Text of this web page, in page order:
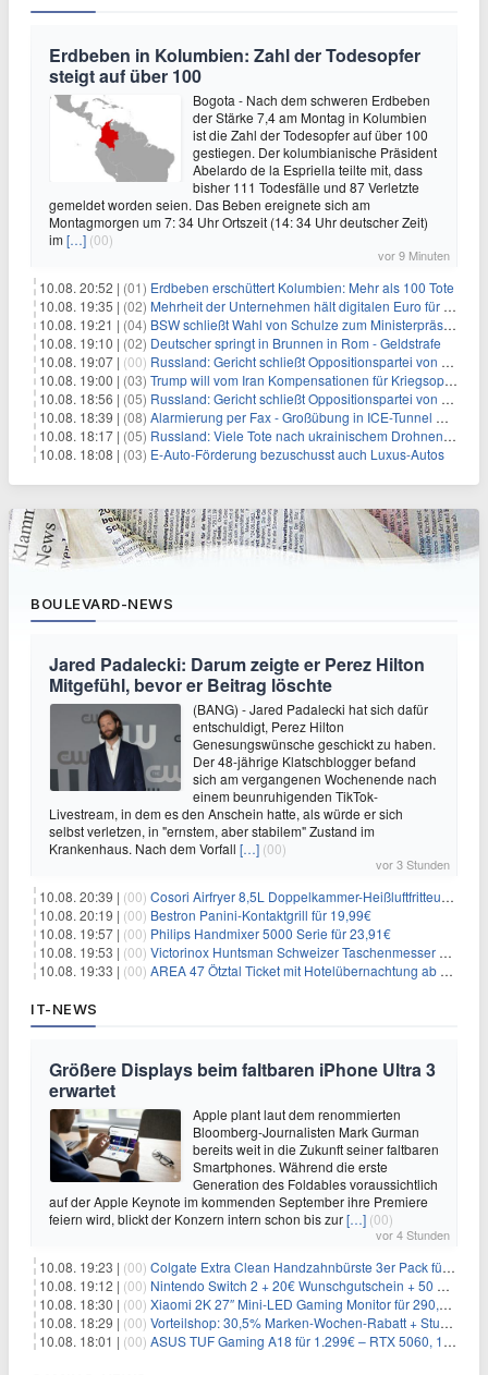
Erdbeben in Kolumbien: Zahl der Todesopfer
steigt auf über 100
Bogota - Nach dem schweren Erdbeben
der Stärke 7,4 am Montag in Kolumbien
ist die Zahl der Todesopfer auf über 100
gestiegen. Der kolumbianische Präsident
Abelardo de la Espriella teilte mit, dass
bisher 111 Todesfälle und 87 Verletzte
gemeldet worden seien. Das Beben ereignete sich am
Montagmorgen um 7: 34 Uhr Ortszeit (14: 34 Uhr deutscher Zeit)
im[…] (00)
vor 9 Minuten
10.08. 20:52 | (01) Erdbeben erschüttert Kolumbien: Mehr als 100 Tote
10.08. 19:35 | (02) Mehrheit der Unternehmen hält digitalen Euro für überflüssig
10.08. 19:21 | (04) BSW schließt Wahl von Schulze zum Ministerpräsidenten aus
10.08. 19:10 | (02) Deutscher springt in Brunnen in Rom - Geldstrafe
10.08. 19:07 | (00) Russland: Gericht schließt Oppositionspartei von Parlamentswahl aus
10.08. 19:00 | (03) Trump will vom Iran Kompensationen für Kriegsopfer verlangen
10.08. 18:56 | (05) Russland: Gericht schließt Oppositionspartei von Wahl aus
10.08. 18:39 | (08) Alarmierung per Fax - Großübung in ICE-Tunnel mit Problemen
10.08. 18:17 | (05) Russland: Viele Tote nach ukrainischem Drohnenangriff
10.08. 18:08 | (03) E-Auto-Förderung bezuschusst auch Luxus-Autos
BOULEVARD-NEWS
Jared Padalecki: Darum zeigte er Perez Hilton
Mitgefühl, bevor er Beitrag löschte
(BANG) - Jared Padalecki hat sich dafür
entschuldigt, Perez Hilton
Genesungswünsche geschickt zu haben.
Der 48-jährige Klatschblogger befand
sich am vergangenen Wochenende nach
einem beunruhigenden TikTok-
Livestream, in dem es den Anschein hatte, als würde er sich
selbst verletzen, in "ernstem, aber stabilem" Zustand im
Krankenhaus. Nach dem Vorfall […] (00)
vor 3 Stunden
10.08. 20:39 | (00) Cosori Airfryer 8,5L Doppelkammer-Heißluftfritteuse mit Sichtfenster für 139,94€
10.08. 20:19 | (00) Bestron Panini-Kontaktgrill für 19,99€
10.08. 19:57 | (00) Philips Handmixer 5000 Serie für 23,91€
10.08. 19:53 | (00) Victorinox Huntsman Schweizer Taschenmesser mit 15 Funktionen für 31,65€
10.08. 19:33 | (00) AREA 47 Ötztal Ticket mit Hotelübernachtung ab 109€ p.P.
IT-NEWS
Größere Displays beim faltbaren iPhone Ultra 3
erwartet
Apple plant laut dem renommierten
Bloomberg-Journalisten Mark Gurman
bereits weit in die Zukunft seiner faltbaren
Smartphones. Während die erste
Generation des Foldables voraussichtlich
auf der Apple Keynote im kommenden September ihre Premiere
feiern wird, blickt der Konzern intern schon bis zur[…] (00)
vor 4 Stunden
10.08. 19:23 | (00) Colgate Extra Clean Handzahnbürste 3er Pack für 1,25€
10.08. 19:12 | (00) Nintendo Switch 2 + 20€ Wunschgutschein + 50 GB 5G + Alles-Flat im Vodafone-Netz für 19,99€/Monat – eff. 1,03€/Monat
10.08. 18:30 | (00) Xiaomi 2K 27″ Mini-LED Gaming Monitor für 290,85€ – 180Hz, HDR1000
10.08. 18:29 | (00) Vorteilshop: 30,5% Marken-Wochen-Rabatt + Stubai Funktionsshorts für 34,74€
10.08. 18:01 | (00) ASUS TUF Gaming A18 für 1.299€ – RTX 5060, 18 Zoll, 144Hz